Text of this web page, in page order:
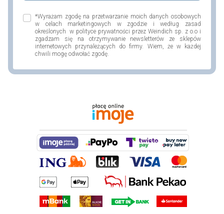
*Wyrażam zgodę na przetwarzanie moich danych osobowych
w celach marketingowych w zgodzie i według zasad
określonych w polityce prywatności przez Weindich sp. z o.o i
zgadzam się na otrzymywanie newsletterów ze sklepów
internetowych przynależących do firmy. Wiem, że w każdej
chwili mogę odwołać zgodę.